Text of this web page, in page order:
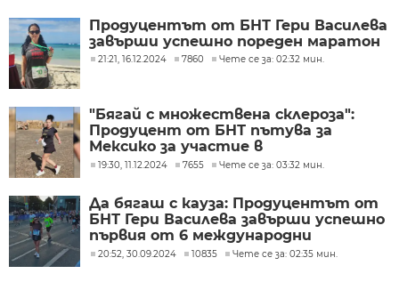
Продуцентът от БНТ Гери Василева
завърши успешно пореден маратон
21:21, 16.12.2024 7860 Чете се за: 02:32 мин.
"Бягай с множествена склероза":
Продуцент от БНТ пътува за
Мексико за участие в
инициативата "Шест маратона на
19:30, 11.12.2024 7655 Чете се за: 03:32 мин.
Да бягаш с кауза: Продуцентът от
БНТ Гери Василева завърши успешно
първия от 6 международни
маратона
20:52, 30.09.2024 10835 Чете се за: 02:35 мин.